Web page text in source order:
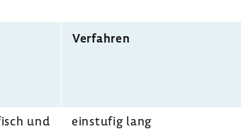
Verfahren
und
einstufig lang